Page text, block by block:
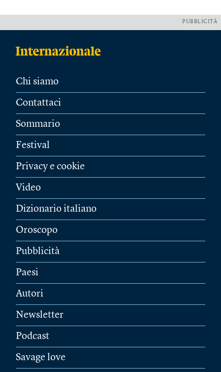
PUBBLICITÀ
Chi siamo
Contattaci
Sommario
Festival
Privacy e cookie
Video
Dizionario italiano
Oroscopo
Pubblicità
Paesi
Autori
Newsletter
Podcast
Savage love